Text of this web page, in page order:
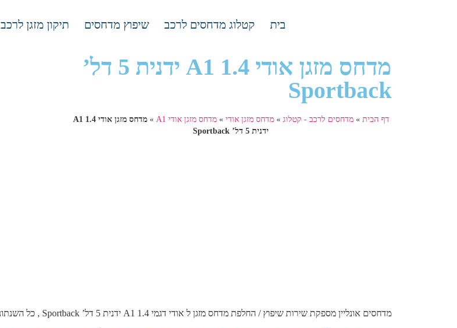
בית קטלוג מדחסים לרכב שיפוץ מדחסים תיקון מזגן לרכב
מדחס מזגן אודי A1 1.4 ידנית 5 דל’
Sportback
דף הבית »מדחסים לרכב - קטלוג »מדחס מזגן אודי »מדחס מזגן אודי A1 »
מדחס מזגן אודי A1 1.4
ידנית 5 דל’ Sportback
מדחסים אונליין מספקת שירות שיפוץ / החלפת מדחס מזגן ל אודי דגמי A1 1.4 ידנית 5 דל’ Sportback , כל השנתונים במחירים מעולים, כולל אחריות מלאה לחצי שנה.